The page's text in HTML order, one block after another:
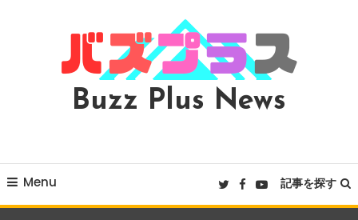
Buzz Plus News
Menu 記事を探す